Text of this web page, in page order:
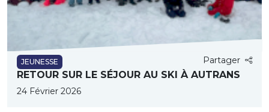
JEUNESSE Partager
RETOUR SUR LE SÉJOUR AU SKI À AUTRANS
24 Février 2026